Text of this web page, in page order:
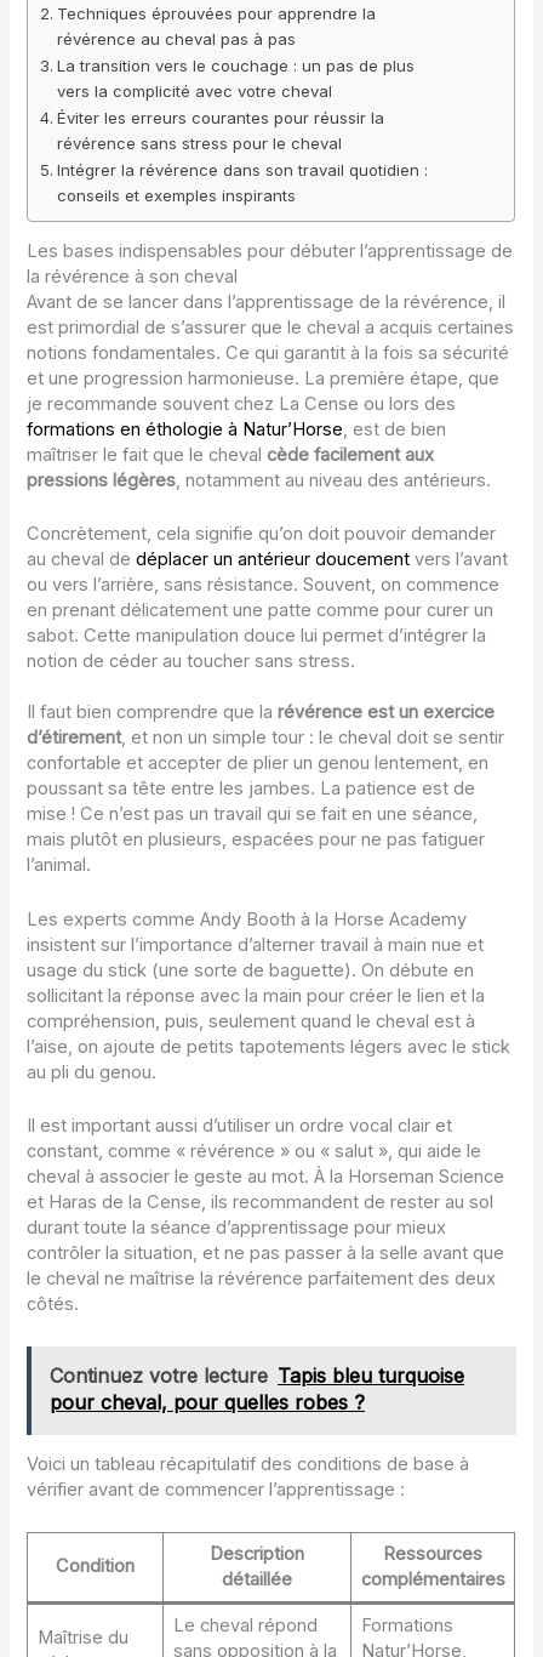
Techniques éprouvées pour apprendre la
révérence au cheval pas à pas
La transition vers le couchage : un pas de plus
vers la complicité avec votre cheval
Éviter les erreurs courantes pour réussir la
révérence sans stress pour le cheval
Intégrer la révérence dans son travail quotidien :
conseils et exemples inspirants
Les bases indispensables pour débuter l’apprentissage de
la révérence à son cheval
Avant de se lancer dans l’apprentissage de la révérence, il
est primordial de s’assurer que le cheval a acquis certaines
notions fondamentales. Ce qui garantit à la fois sa sécurité
et une progression harmonieuse. La première étape, que
je recommande souvent chez La Cense ou lors des
formations en éthologie à Natur’Horse, est de bien
maîtriser le fait que le chevalcède facilement aux
pressions légères, notamment au niveau des antérieurs.
Concrètement, cela signifie qu’on doit pouvoir demander
au cheval dedéplacer un antérieur doucement vers l’avant
ou vers l’arrière, sans résistance. Souvent, on commence
en prenant délicatement une patte comme pour curer un
sabot. Cette manipulation douce lui permet d’intégrer la
notion de céder au toucher sans stress.
Il faut bien comprendre que larévérence est un exercice
d’étirement, et non un simple tour : le cheval doit se sentir
confortable et accepter de plier un genou lentement, en
poussant sa tête entre les jambes. La patience est de
mise ! Ce n’est pas un travail qui se fait en une séance,
mais plutôt en plusieurs, espacées pour ne pas fatiguer
l’animal.
Les experts comme Andy Booth à la Horse Academy
insistent sur l’importance d’alterner travail à main nue et
usage du stick (une sorte de baguette). On débute en
sollicitant la réponse avec la main pour créer le lien et la
compréhension, puis, seulement quand le cheval est à
l’aise, on ajoute de petits tapotements légers avec le stick
au pli du genou.
Il est important aussi d’utiliser un ordre vocal clair et
constant, comme « révérence » ou « salut », qui aide le
cheval à associer le geste au mot. À la Horseman Science
et Haras de la Cense, ils recommandent de rester au sol
durant toute la séance d’apprentissage pour mieux
contrôler la situation, et ne pas passer à la selle avant que
le cheval ne maîtrise la révérence parfaitement des deux
côtés.
Continuez votre lecture Tapis bleu turquoise
pour cheval, pour quelles robes ?
Voici un tableau récapitulatif des conditions de base à
vérifier avant de commencer l’apprentissage :
Condition
Description
détaillée
Ressources
complémentaires
Maîtrise du
Le cheval répond
sans opposition à la
Formations
Natur’Horse,